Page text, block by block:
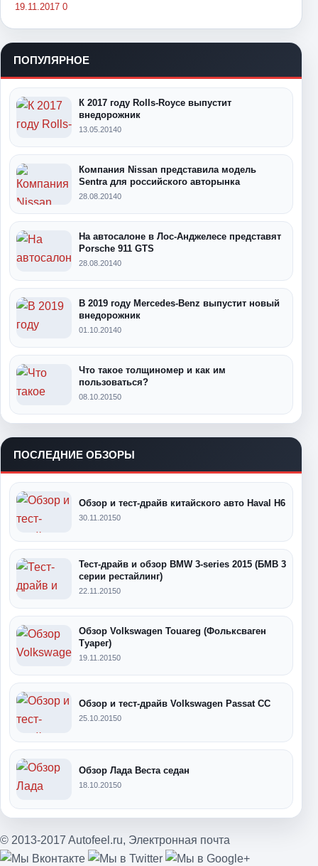
19.11.2017 0
ПОПУЛЯРНОЕ
К 2017 году Rolls-Royce выпустит
внедорожник
13.05.20140
Компания Nissan представила модель
Sentra для российского авторынка
28.08.20140
На автосалоне в Лос-Анджелесе представят
Porsche 911 GTS
28.08.20140
В 2019 году Mercedes-Benz выпустит новый
внедорожник
01.10.20140
Что такое толщиномер и как им
пользоваться?
08.10.20150
ПОСЛЕДНИЕ ОБЗОРЫ
Обзор и тест-драйв китайского авто Haval H6
30.11.20150
Тест-драйв и обзор BMW 3-series 2015 (БМВ 3
серии рестайлинг)
22.11.20150
Обзор Volkswagen Touareg (Фольксваген
Туарег)
19.11.20150
Обзор и тест-драйв Volkswagen Passat CC
25.10.20150
Обзор Лада Веста седан
18.10.20150
© 2013-2017 Autofeel.ru, Электронная почта